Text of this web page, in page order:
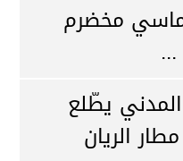
مخضرم
يطّلع
الريان